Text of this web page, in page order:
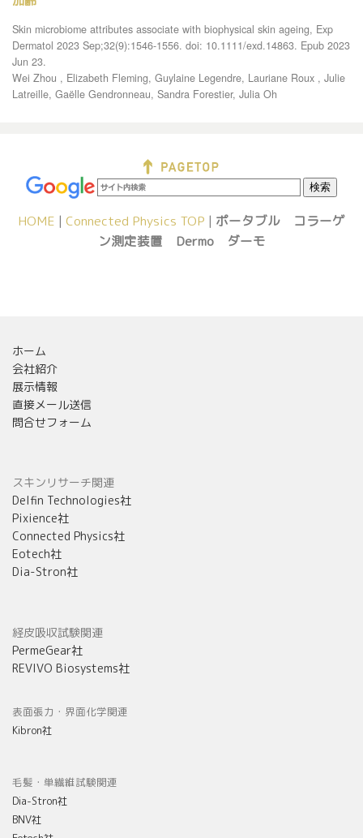
Skin microbiome attributes associate with biophysical skin ageing, Exp
Dermatol 2023 Sep;32(9):1546-1556. doi: 10.1111/exd.14863. Epub 2023
Jun 23.
Wei Zhou , Elizabeth Fleming, Guylaine Legendre, Lauriane Roux , Julie
Latreille, Gaëlle Gendronneau, Sandra Forestier, Julia Oh
HOME | Connected Physics TOP | ポータブル コラーゲ
ン測定装置 Dermo ダーモ
ホーム
会社紹介
展示情報
直接メール送信
問合せフォーム
スキンリサーチ関連
Delfin Technologies社
Pixience社
Connected Physics社
Eotech社
Dia-Stron社
経皮吸収試験関連
PermeGear社
REVIVO Biosystems社
表面張力・界面化学関連
Kibron社
毛髪・単繊維試験関連
Dia-Stron社
BNV社